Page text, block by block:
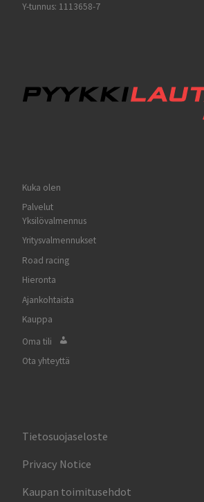
Y-tunnus: 1113658-7
Kuka olen
Palvelut
Yksilövalmennus
Yritysvalmennukset
Road racing
Hieronta
Ajankohtaista
Kauppa
Oma tili
Ota yhteyttä
Tietosuojaseloste
Privacy Notice
Kaupan toimitusehdot